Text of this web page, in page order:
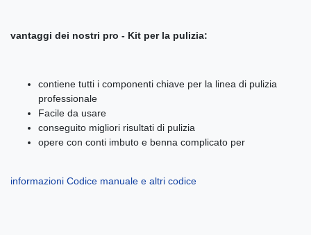
vantaggi dei nostri pro - Kit per la pulizia:
contiene tutti i componenti chiave per la linea di pulizia
professionale
Facile da usare
conseguito migliori risultati di pulizia
opere con conti imbuto e benna complicato per
informazioni Codice manuale e altri codice